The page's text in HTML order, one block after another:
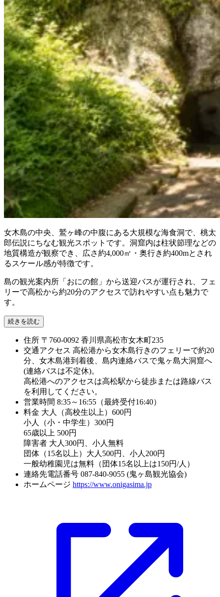
女木島の中央、鷲ヶ峰の中腹にある大規模な海食洞で、桃太
郎伝説にちなむ観光スポットです。洞窟内は柱状節理などの
地質構造が観察でき、広さ約4,000㎡・奥行き約400mとされ
るスケール感が特徴です。
島の観光案内所「おにの館」から送迎バスが運行され、フェ
リーで高松から約20分のアクセスで訪れやすい点も魅力で
す。
続きを読む
住所 〒760-0092 香川県高松市女木町235
交通アクセス 高松港から女木島行きのフェリーで約20
分、女木島港到着後、島内連絡バスで鬼ヶ島大洞窟へ
(連絡バスは不定休)。
高松港へのアクセスは高松駅から徒歩または路線バス
を利用してください。
営業時間 8:35～16:55（最終受付16:40）
料金 大人（高校生以上）600円
小人（小・中学生）300円
65歳以上 500円
障害者 大人300円、小人無料
団体（15名以上）大人500円、小人200円
一般幼稚園児は無料（団体15名以上は150円/人）
連絡先電話番号 087-840-9055 (鬼ヶ島観光協会)
ホームページ https://www.onigasima.jp